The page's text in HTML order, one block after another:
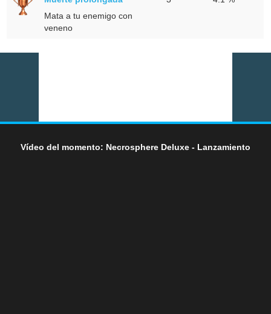
Mata a tu enemigo con
veneno
Vídeo del momento: Necrosphere Deluxe - Lanzamiento